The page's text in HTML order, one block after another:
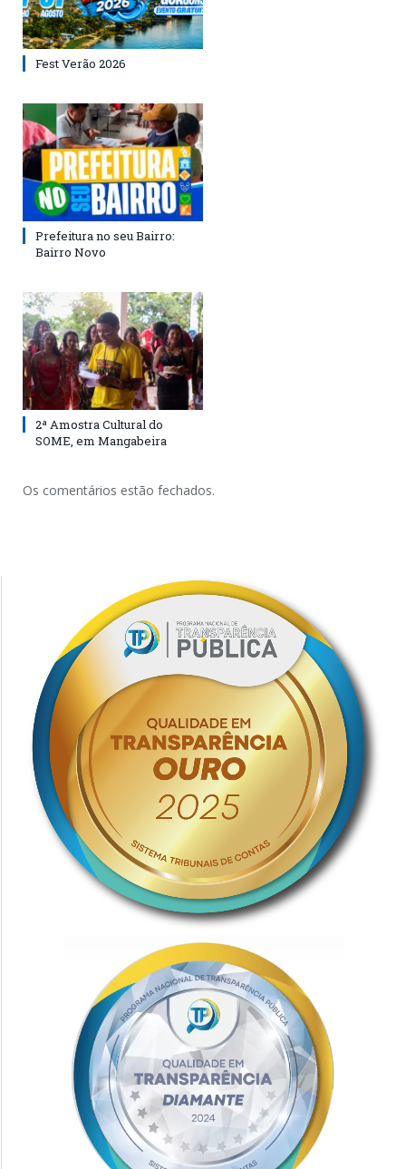
Fest Verão 2026
Prefeitura no seu Bairro:
Bairro Novo
2ª Amostra Cultural do
SOME, em Mangabeira
Os comentários estão fechados.